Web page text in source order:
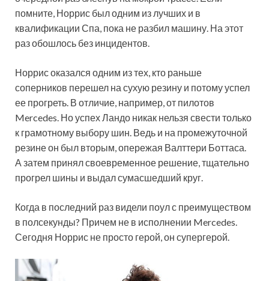
помните, Норрис былодним из лучших и в
квалификации Спа, пока не разбил машину. На этот
раз обошлось без инцидентов.
Норрис оказался одним из тех, кто раньше
соперников перешел на сухую резину и потому успел
ее прогреть. В отличие, например, от пилотов
Mercedes. Но успех Ландо никак нельзя свести только
к грамотному выбору шин. Ведь и на промежуточной
резине он был вторым, опережая Валттери Боттаса.
А затем принял своевременное решение, тщательно
прогрел шины и выдал сумасшедший круг.
Когда в последний раз видели поул с преимуществом
в полсекунды? Причем не в исполнении Mercedes.
Сегодня Норрис не просто герой, он супергерой.